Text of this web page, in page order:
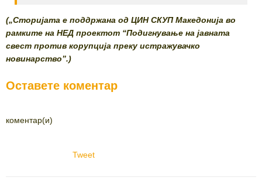
(„Сторијата е поддржана од ЦИН СКУП Македонија во
рамките на НЕД проектот “Подигнување на јавната
свест против корупција преку истражувачко
новинарство”.)
Оставете коментар
коментар(и)
Tweet